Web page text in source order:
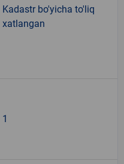
Kadastr bo'yicha to'liq
xatlangan
1